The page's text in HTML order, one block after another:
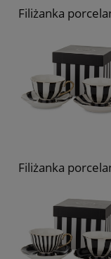
Filiżanka
Filiżanka